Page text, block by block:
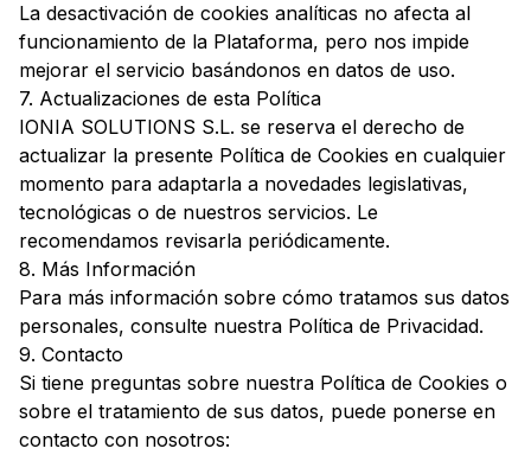
La desactivación de cookies analíticas no afecta al
funcionamiento de la Plataforma, pero nos impide
mejorar el servicio basándonos en datos de uso.
7. Actualizaciones de esta Política
IONIA SOLUTIONS S.L. se reserva el derecho de
actualizar la presente Política de Cookies en cualquier
momento para adaptarla a novedades legislativas,
tecnológicas o de nuestros servicios. Le
recomendamos revisarla periódicamente.
8. Más Información
Para más información sobre cómo tratamos sus datos
personales, consulte nuestra Política de Privacidad.
9. Contacto
Si tiene preguntas sobre nuestra Política de Cookies o
sobre el tratamiento de sus datos, puede ponerse en
contacto con nosotros: